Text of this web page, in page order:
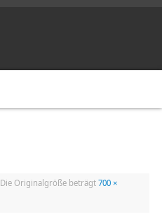
Die Originalgröße beträgt 700 ×